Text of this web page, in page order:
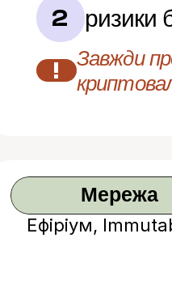
2 ризики
!
Завжди
Мережа
Ефіріум,